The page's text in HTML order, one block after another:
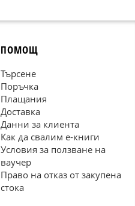
ПОМОЩ
Търсене
Поръчка
Плащания
Доставка
Данни за клиента
Как да свалим е-книги
Условия за ползване на
ваучер
Право на отказ от закупена
стока